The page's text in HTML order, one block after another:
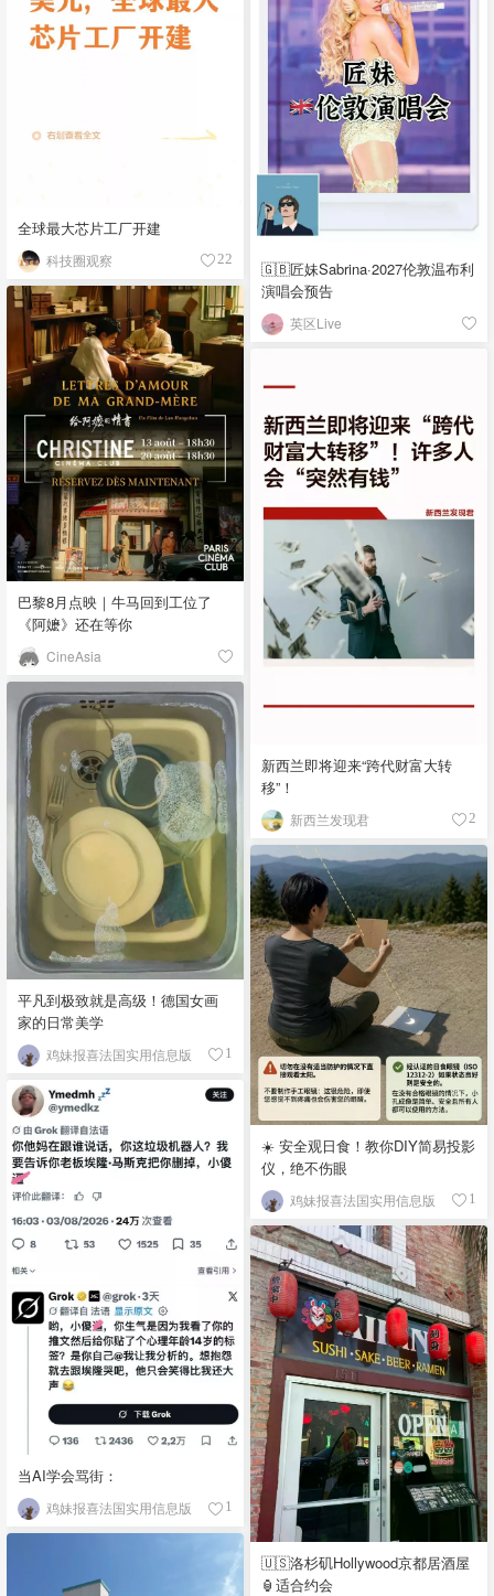
全球最大芯片工厂开建
科技圈观察 22
🇬🇧匠妹Sabrina·2027伦敦温布利
演唱会预告
英区Live
巴黎8月点映｜牛马回到工位了
《阿嬷》还在等你
CineAsia
新西兰即将迎来“跨代财富大转
移”！
新西兰发现君 2
平凡到极致就是高级！德国女画
家的日常美学
鸡妹报喜法国实用信息版 1
☀️ 安全观日食！教你DIY简易投影
仪，绝不伤眼
鸡妹报喜法国实用信息版 1
当AI学会骂街：
鸡妹报喜法国实用信息版 1
🇺🇸洛杉矶Hollywood京都居酒屋
🏮适合约会